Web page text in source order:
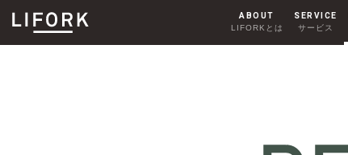
ABOUT
LIFORKとは
SERVICE
サービス
SHARE OFFICE